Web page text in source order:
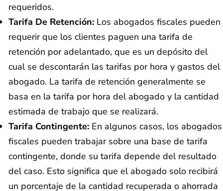
requeridos.
Tarifa De Retención: Los abogados fiscales pueden
requerir que los clientes paguen una tarifa de
retención por adelantado, que es un depósito del
cual se descontarán las tarifas por hora y gastos del
abogado. La tarifa de retención generalmente se
basa en la tarifa por hora del abogado y la cantidad
estimada de trabajo que se realizará.
Tarifa Contingente: En algunos casos, los abogados
fiscales pueden trabajar sobre una base de tarifa
contingente, donde su tarifa depende del resultado
del caso. Esto significa que el abogado solo recibirá
un porcentaje de la cantidad recuperada o ahorrada